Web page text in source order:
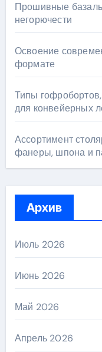
Прошивные
негорючести
Освоение
формате
Типы
для конвейерных
Ассортимент
фанеры, шпона и
Архив
Июль 2026
Июнь 2026
Май 2026
Апрель 2026